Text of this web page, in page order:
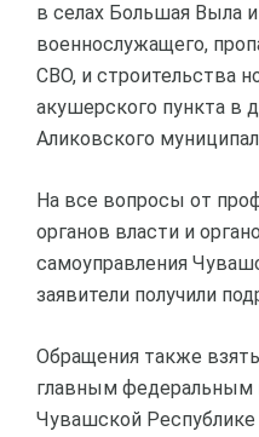
в селах Большая Выла
военнослужащего,
СВО, и строительства
акушерского пункта в
Аликовского
На все вопросы от
органов власти и
самоуправления
заявители получили
Обращения также
главным федеральным
Чувашской